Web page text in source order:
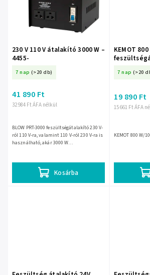
230 V 110 V átalakító 3000 W –
4455-
7 nap (>20 db)
32 984 Ft ÁFA nélkül
41 890 Ft
Kosárba
BLOW PRT-3000 feszültségátalakító 230 V-
ról 110 V-ra, valamint 110 V-ról 230 V-ra is
használható, akár 3000 W
KEMOT
7 nap (>20
15 661 Ft ÁFA
19 890 Ft
KEMOT 800 W/